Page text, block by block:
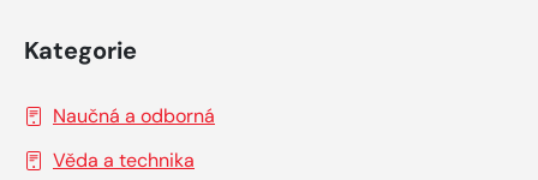
Kategorie
Naučná a odborná
Věda a technika